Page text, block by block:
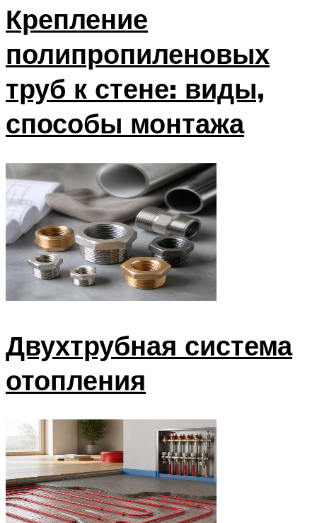
Крепление
полипропиленовых
труб к стене: виды,
способы монтажа
Двухтрубная система
отопления